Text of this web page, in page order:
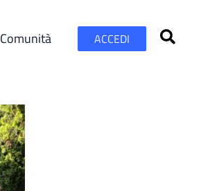
Comunità ACCEDI